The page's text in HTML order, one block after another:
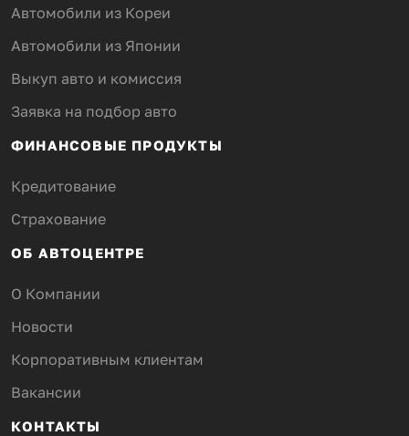
Автомобили из Кореи
Автомобили из Японии
Выкуп авто и комиссия
Заявка на подбор авто
ФИНАНСОВЫЕ ПРОДУКТЫ
Кредитование
Страхование
ОБ АВТОЦЕНТРЕ
О Компании
Новости
Корпоративным клиентам
Вакансии
КОНТАКТЫ